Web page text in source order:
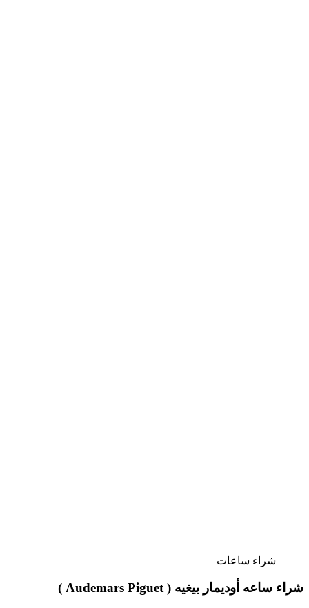
شراء ساعات
شراء ساعه أوديمار بيغيه ( Audemars Piguet )